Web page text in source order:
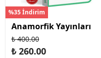
%35 İndirim
Anamorfik Yayınları
₺ 400.00
₺ 260.00